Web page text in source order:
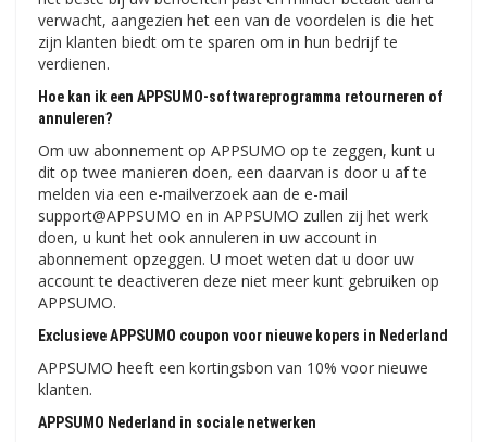
verwacht, aangezien het een van de voordelen is die het
zijn klanten biedt om te sparen om in hun bedrijf te
verdienen.
Hoe kan ik een APPSUMO-softwareprogramma retourneren of
annuleren?
Om uw abonnement op APPSUMO op te zeggen, kunt u
dit op twee manieren doen, een daarvan is door u af te
melden via een e-mailverzoek aan de e-mail
support@APPSUMO en in APPSUMO zullen zij het werk
doen, u kunt het ook annuleren in uw account in
abonnement opzeggen. U moet weten dat u door uw
account te deactiveren deze niet meer kunt gebruiken op
APPSUMO.
Exclusieve APPSUMO coupon voor nieuwe kopers in Nederland
APPSUMO heeft een kortingsbon van 10% voor nieuwe
klanten.
APPSUMO Nederland in sociale netwerken